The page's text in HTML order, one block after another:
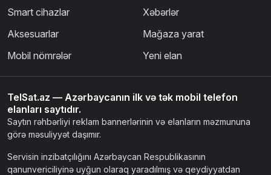
Smart cihazlar
Aksesuarlar
Mobil nömrələr
Xəbərlər
Mağaza yarat
Yeni elan
TelSat.az — Azərbaycanın ilk və tək mobil telefon
elanları saytıdır.
Saytın rəhbərliyi reklam bannerlərinin və elanların məzmununa
görə məsuliyyət daşımır.
Servisin inzibatçılığını Azərbaycan Respublikasının
qanunvericiliyinə uyğun olaraq yaradılmış və qeydiyyatdan